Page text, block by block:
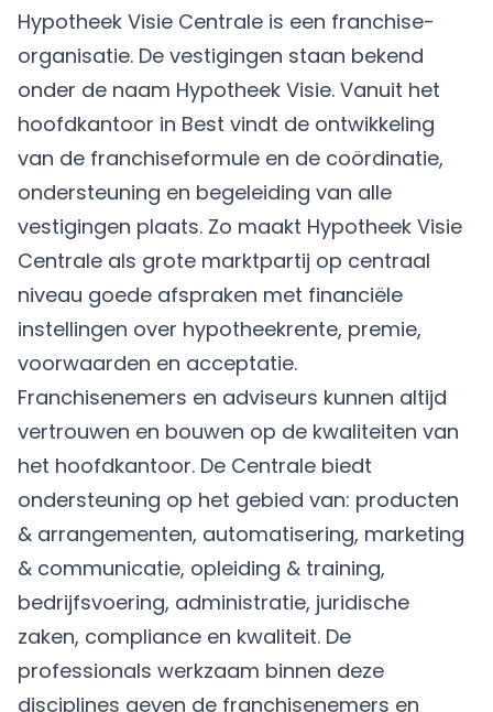
Hypotheek Visie Centrale is een franchise-
organisatie. De vestigingen staan bekend
onder de naam Hypotheek Visie. Vanuit het
hoofdkantoor in Best vindt de ontwikkeling
van de franchiseformule en de coördinatie,
ondersteuning en begeleiding van alle
vestigingen plaats. Zo maakt Hypotheek Visie
Centrale als grote marktpartij op centraal
niveau goede afspraken met financiële
instellingen over hypotheekrente, premie,
voorwaarden en acceptatie.
Franchisenemers en adviseurs kunnen altijd
vertrouwen en bouwen op de kwaliteiten van
het hoofdkantoor. De Centrale biedt
ondersteuning op het gebied van: producten
& arrangementen, automatisering, marketing
& communicatie, opleiding & training,
bedrijfsvoering, administratie, juridische
zaken, compliance en kwaliteit. De
professionals werkzaam binnen deze
disciplines geven de franchisenemers en